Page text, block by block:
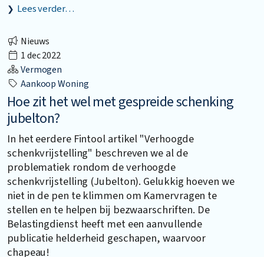
Lees verder…
Nieuws
1 dec 2022
Vermogen
Aankoop Woning
Hoe zit het wel met gespreide schenking
jubelton?
In het eerdere Fintool artikel "Verhoogde
schenkvrijstelling" beschreven we al de
problematiek rondom de verhoogde
schenkvrijstelling (Jubelton). Gelukkig hoeven we
niet in de pen te klimmen om Kamervragen te
stellen en te helpen bij bezwaarschriften. De
Belastingdienst heeft met een aanvullende
publicatie helderheid geschapen, waarvoor
chapeau!